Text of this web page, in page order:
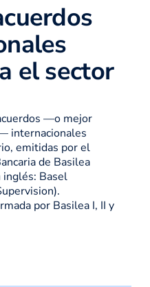
el sector
—o mejor
internacionales
emitidas por el
de Basilea
inglés: Basel
por Basilea I, II y